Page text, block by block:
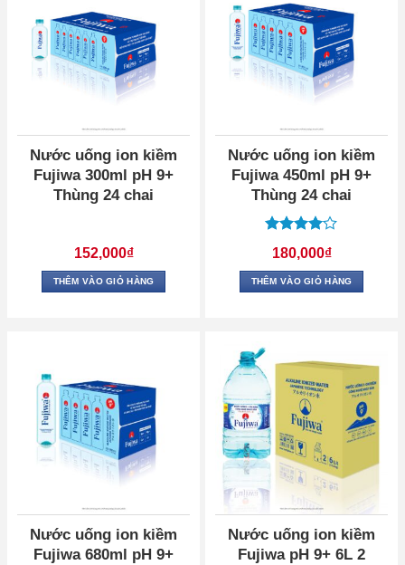
Nước uống ion kiềm
Fujiwa 300ml pH 9+
Thùng 24 chai
152,000₫
THÊM VÀO GIỎ HÀNG
Nước uống ion kiềm
Fujiwa 450ml pH 9+
Thùng 24 chai
Được
xếp hạng
45 sao
180,000₫
THÊM VÀO GIỎ HÀNG
Nước uống ion kiềm
Fujiwa 680ml pH 9+
Nước uống ion kiềm
Fujiwa pH 9+ 6L 2